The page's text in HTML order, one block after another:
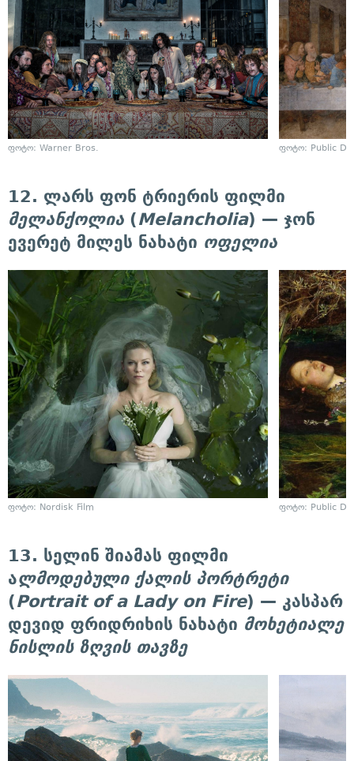
ფოტო: Warner Bros. ფოტო: Public
12. ლარს ფონ ტრიერის ფილმი
მელანქოლია (Melancholia) — ჯონ
ევერეტ მილეს ნახატი ოფელია
ფოტო: Nordisk Film ფოტო: Public
13. სელინ შიამას ფილმი
ალმოდებული ქალის პორტრეტი
(Portrait of a Lady on Fire) — კასპარ
დევიდ ფრიდრიხის ნახატი მოხეტიალე
ნისლის ზღვის თავზე